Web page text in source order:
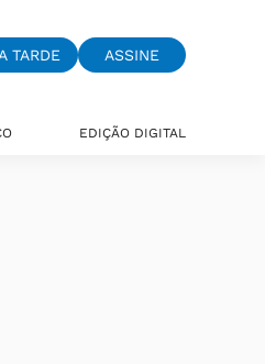
TARDE ASSINE
EDIÇÃO DIGITAL